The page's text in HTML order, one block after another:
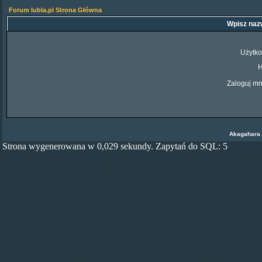
Forum lubla.pl Strona Główna
Wpisz
Zaloguj
Akagahara
Strona wygenerowana w 0,029 sekundy. Zapytań do SQL: 5